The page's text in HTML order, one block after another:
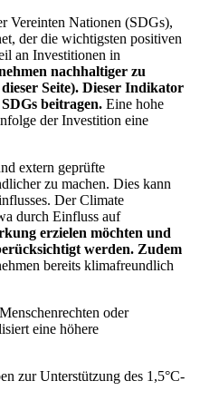
Vereinten Nationen (SDGs),
der die wichtigsten positiven
an Investitionen in
nachhaltiger zu
Seite). Dieser Indikator
beitragen. Eine hohe
der Investition eine
extern geprüfte
zu machen. Dies kann
Der Climate
durch Einfluss auf
erzielen möchten und
werden. Zudem
bereits klimafreundlich
oder
eine höhere
zur Unterstützung des 1,5°C-